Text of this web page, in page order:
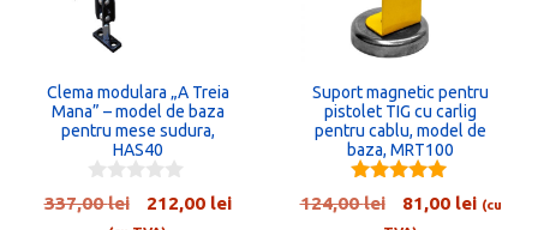
Clema modulara „A Treia
Mana” – model de baza
pentru mese sudura,
HAS40
0
o
337,00lei
Prețul
212,00 leiPrețul
Suport magnetic pentru
pistolet TIG cu carlig
pentru cablu, model de
baza, MRT100
5.00
out of 5
124,00lei
Prețul
81,00 leiPrețul
(cu